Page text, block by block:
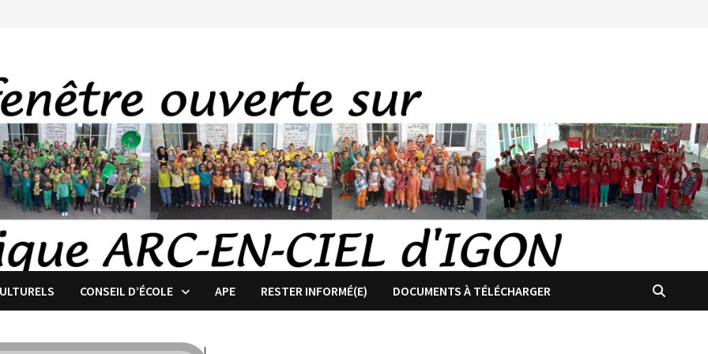
CONSEIL D’ÉCOLE APE RESTER INFORMÉ(E) DOCUMENTS À TÉLÉCHARGER